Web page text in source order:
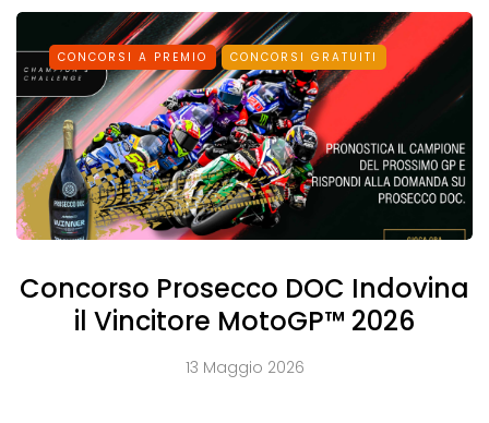
CONCORSI A PREMIO CONCORSI GRATUITI
Concorso Prosecco DOC Indovina
il Vincitore MotoGP™ 2026
13 Maggio 2026